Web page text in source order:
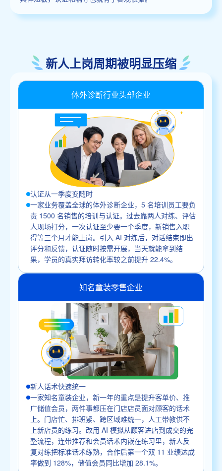
新人上岗周期被明显压缩
体外诊断行业头部企业
认证从一季度变随时
一家业务覆盖全球的体外诊断企业，5 名培训员工要负
责 1500 名销售的培训与认证。过去靠两人对练、评估
人现场打分，一次认证至少要一个季度，新销售入职
得等三个月才能上岗。引入 AI 对练后，对话结束即出
评分和反馈，认证随时按需开展，当天就能拿到结
果，学员的真实拜访转化率较之前提升 22.4%。
知名童装零售企业
新人话术快速统一
一家知名童装企业，新一年的重点是提升客单价、推
广储值会员，两件事都压在门店店员面对顾客的话术
上。门店忙、排班紧、跨区域难统一，人工带教供不
上新店员的练习。改用 AI 模拟从顾客进店到成交的完
整流程，连带推荐和会员话术内嵌在练习里，新人反
复对练把标准话术练熟，合作后第一个双 11 业绩达成
率做到 128%，储值会员同比增加 28.1%。